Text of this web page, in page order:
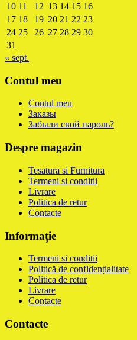
10 11 12 13 14 15 16
17 18 19 20 21 22 23
24 25 26 27 28 29 30
31
« sept.
Contul meu
Contul meu
Заказы
Забыли свой пароль?
Despre magazin
Tesatura si Furnitura
Termeni si conditii
Livrare
Politica de retur
Contacte
Informație
Termeni si conditii
Politică de confidențialitate
Politica de retur
Livrare
Contacte
Contacte